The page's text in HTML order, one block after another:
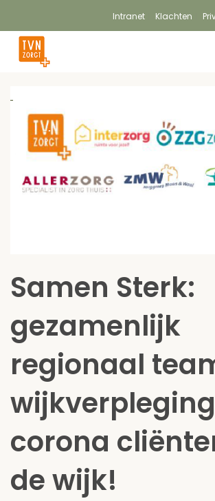
Intranet Klachten
Samen Sterk:
gezamenlijk
regionaal
corona
de wijk!